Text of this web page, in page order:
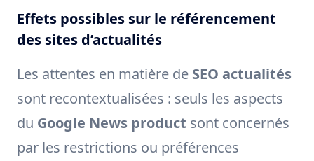
Effets possibles sur le référencement
des sites d’actualités
Les attentes en matière de SEO actualités
sont recontextualisées : seuls les aspects
du Google News product sont concernés
par les restrictions ou préférences